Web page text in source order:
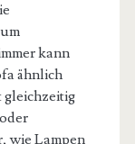
kann
ähnlich
gleichzeitig
wie Lampen